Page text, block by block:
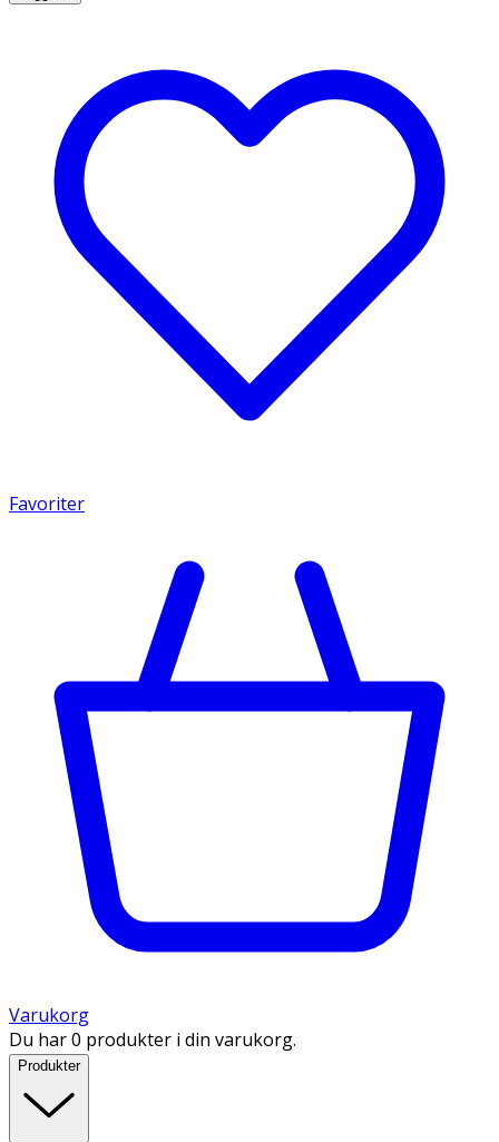
Favoriter
Varukorg
Du har 0 produkter i din varukorg.
Produkter